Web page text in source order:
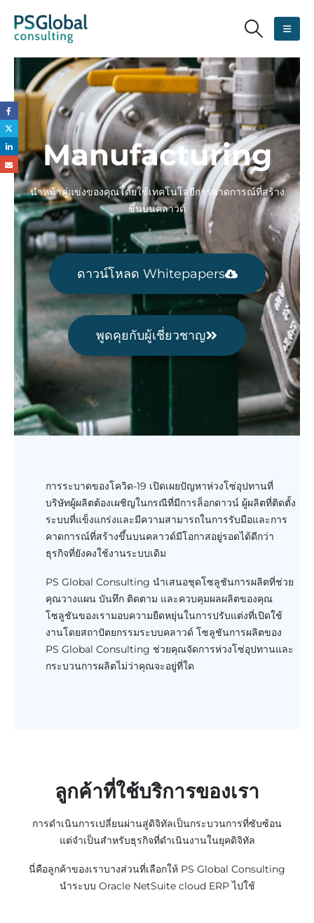
Manufacturing
นำหน้าคู่แข่งของคุณโดยใช้เทคโนโลยีการคาดการณ์ที่สร้าง
ขึ้นบนคลาวด์
ดาวน์โหลด Whitepapers
พูดคุยกับผู้เชี่ยวชาญ
การระบาดของโควิด-19 เปิดเผยปัญหาห่วงโซ่อุปทานที่
บริษัทผู้ผลิตต้องเผชิญในกรณีที่มีการล็อกดาวน์ ผู้ผลิตที่ติดตั้ง
ระบบที่แข็งแกร่งและมีความสามารถในการรับมือและการ
คาดการณ์ที่สร้างขึ้นบนคลาวด์มีโอกาสอยู่รอดได้ดีกว่า
ธุรกิจที่ยังคงใช้งานระบบเดิม
PS Global Consulting นำเสนอชุดโซลูชันการผลิตที่ช่วย
คุณวางแผน บันทึก ติดตาม และควบคุมผลผลิตของคุณ
โซลูชันของเรามอบความยืดหยุ่นในการปรับแต่งที่เปิดใช้
งานโดยสถาปัตยกรรมระบบคลาวด์ โซลูชันการผลิตของ
PS Global Consulting ช่วยคุณจัดการห่วงโซ่อุปทานและ
กระบวนการผลิตไม่ว่าคุณจะอยู่ที่ใด
ลูกค้าที่ใช้บริการของเรา
การดำเนินการเปลี่ยนผ่านสู่ดิจิทัลเป็นกระบวนการที่ซับซ้อน
แต่จำเป็นสำหรับธุรกิจที่ดำเนินงานในยุคดิจิทัล
นี่คือลูกค้าของเราบางส่วนที่เลือกให้ PS Global Consulting
นำระบบ Oracle NetSuite cloud ERP ไปใช้